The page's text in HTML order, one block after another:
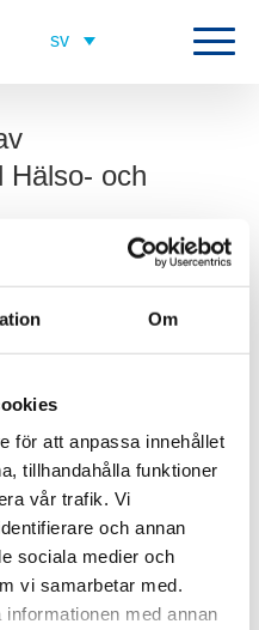
Om
för att anpassa innehållet
tillhandahålla funktioner
vår trafik. Vi
och annan
sociala medier och
vi samarbetar med.
med annan
Hälso- och
Industries and Association)
öppet skall
Läkemedelsföretag som
har fått värdeöverföringar under
av dessa.
vid interaktioner med
och att dessa transaktioner
alla tillämpliga lokala krav för
Nordics värdeöverföringar till